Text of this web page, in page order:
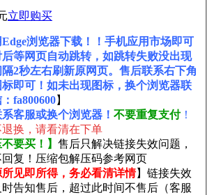
立即购买
Edge浏览器下载！！手机应用市场即可
等网页自动跳转，如跳转失败没出现
2秒左右刷新原网页。售后联系右下角
即可！如未出现图标，换个浏览器联
fa800600】
客服或换个浏览器！ 不要重复支付！
换，请看清在下单
要买！】 售后只解决链接失效问题，
复！压缩包解压码参考网页
见即所得，务必看清详情】链接失效
时告知售后，超过此时间不售后（客服